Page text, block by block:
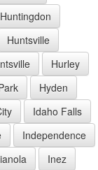
Huntingdon
Huntsville
Hurley
Hyden
Idaho Falls
Independence
Inez